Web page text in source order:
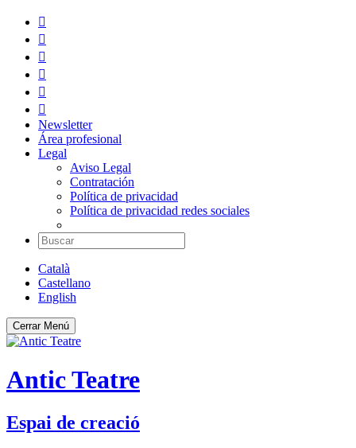






Newsletter
Área profesional
Legal
Aviso Legal
Contratación
Política de privacidad
Política de privacidad redes sociales
Català
Castellano
English
Cerrar Menú
Antic Teatre
Espai de creació